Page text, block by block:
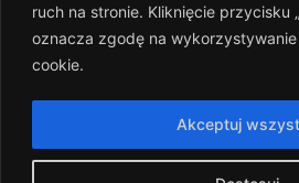
ruch na stronie. Kliknięcie przycisku
oznacza zgodę na
cookie.
Akceptuj
KRS 0000289744
NIP 536-183-07-25
REGON 1411
Rachunek bankowy: PKO BP 17 10
1054